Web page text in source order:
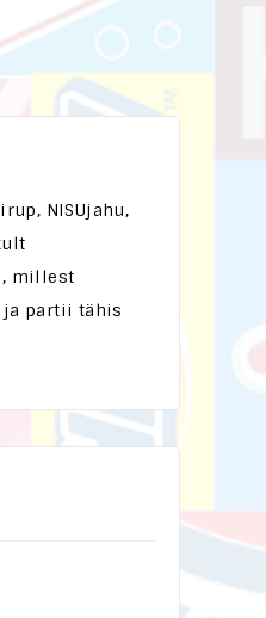
NISUjahu,
millest
ja partii tähis